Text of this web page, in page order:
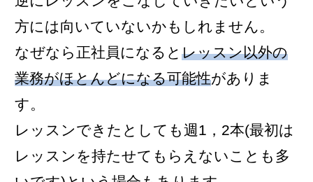
方には向いていないかもしれません。
なぜなら正社員になると レッスン以外の
業務がほとんどになる可能性がありま
す。
レッスンできたとしても週1，2本(最初は
レッスンを持たせてもらえないことも多